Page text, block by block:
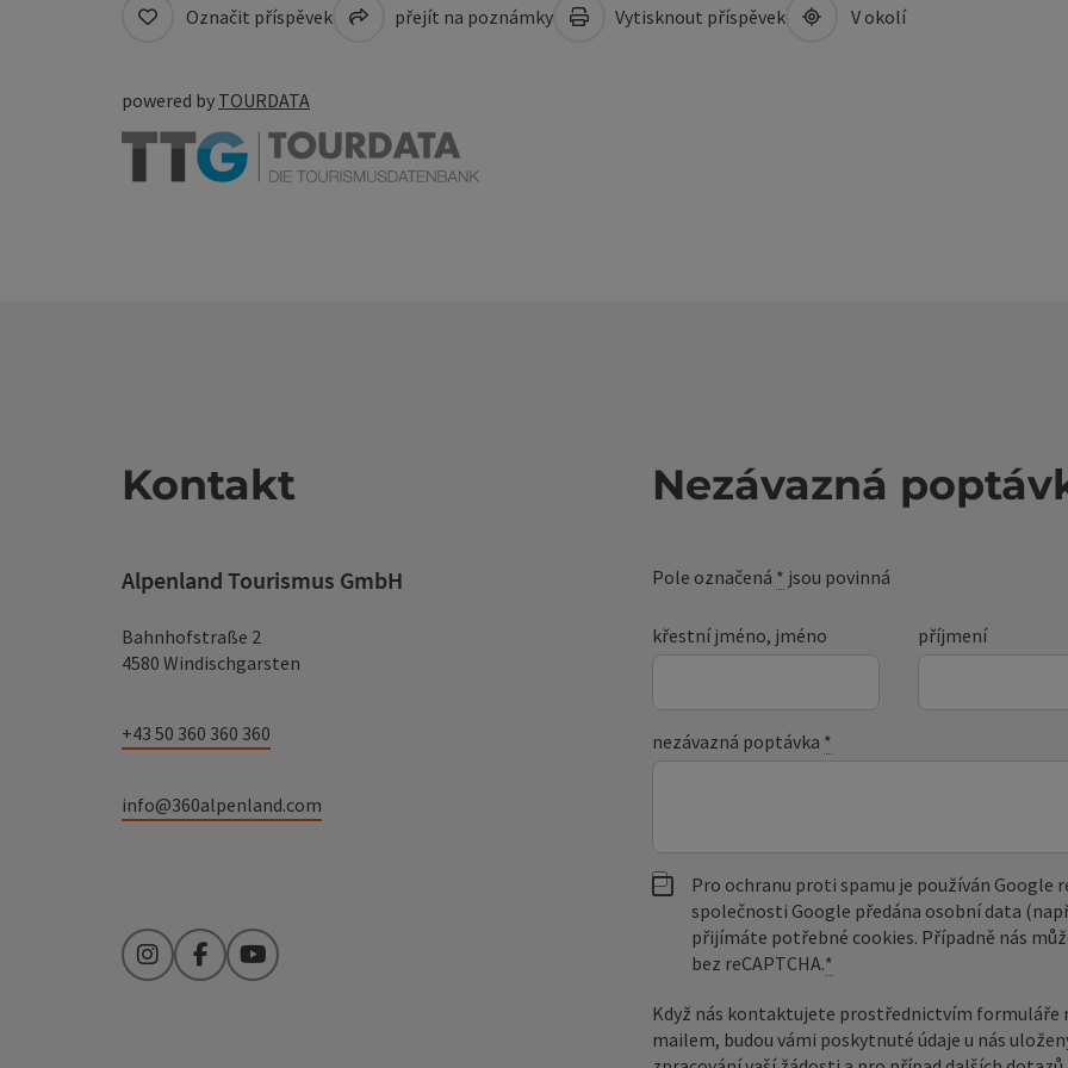
Označit příspěvek přejít na poznámky Vytisknout příspěvek V okolí
powered by TOURDATA
Kontakt
Alpenland Tourismus GmbH
Bahnhofstraße 2
4580 Windischgarsten
+43 50 360 360 360
info@360alpenland.com
InstagramFacebookYouTube
Nezávazná
Pole označená * jsou povinná
křestní jméno, jméno příjmení
nezávazná poptávka *
Pro ochranu proti spamu je používán Google
společnosti Google předána osobní data
přijímáte potřebné cookies. Případně nás
bez reCAPTCHA.*
Když nás kontaktujete prostřednictvím formuláře
mailem, budou vámi poskytnuté údaje u nás